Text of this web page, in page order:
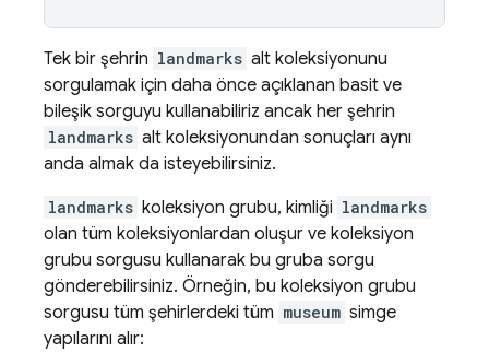
Tek bir şehrin landmarks alt koleksiyonunu
sorgulamak için daha önce açıklanan basit ve
bileşik sorguyu kullanabiliriz ancak her şehrin
landmarks alt koleksiyonundan sonuçları aynı
anda almak da isteyebilirsiniz.
landmarks koleksiyon grubu, kimliği landmarks
olan tüm koleksiyonlardan oluşur ve koleksiyon
grubu sorgusu kullanarak bu gruba sorgu
gönderebilirsiniz. Örneğin, bu koleksiyon grubu
sorgusu tüm şehirlerdeki tüm museum simge
yapılarını alır: